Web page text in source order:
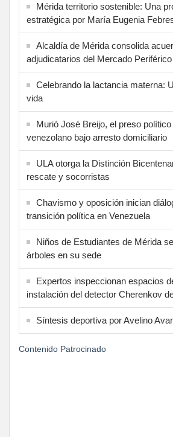
Mérida territorio sostenible: Una
estratégica por María Eugenia
Alcaldía de Mérida consolida
adjudicatarios del Mercado Periférico
Celebrando la lactancia materna:
vida
Murió José Breijo, el preso
venezolano bajo arresto domiciliario
ULA otorga la Distinción
rescate y socorristas
Chavismo y oposición inician
transición política en Venezuela
Niños de Estudiantes de Mérida
árboles en su sede
Expertos inspeccionan espacios
instalación del detector Cherenkov
Síntesis deportiva por Avelino
Contenido Patrocinado